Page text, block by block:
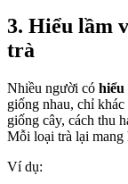
3. Hiểu lầm
trà
Nhiều người có hiểu
giống nhau, chỉ
giống cây, cách thu
Mỗi loại trà lại mang
Ví dụ: